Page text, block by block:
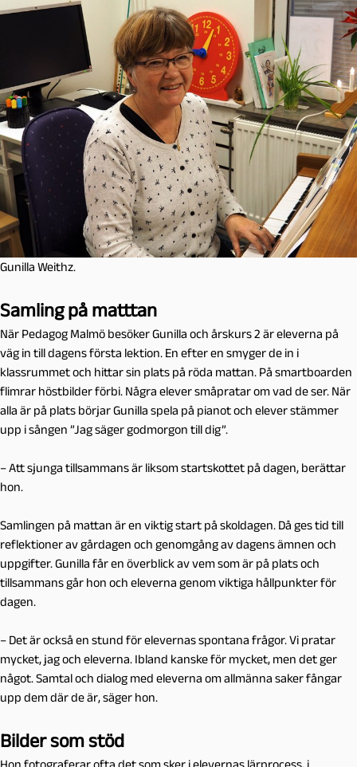
Gunilla Weithz.
Samling på matttan
När Pedagog Malmö besöker Gunilla och årskurs 2 är eleverna på
väg in till dagens första lektion. En efter en smyger de in i
klassrummet och hittar sin plats på röda mattan. På smartboarden
flimrar höstbilder förbi. Några elever småpratar om vad de ser. När
alla är på plats börjar Gunilla spela på pianot och elever stämmer
upp i sången ”Jag säger godmorgon till dig”.
– Att sjunga tillsammans är liksom startskottet på dagen, berättar
hon.
Samlingen på mattan är en viktig start på skoldagen. Då ges tid till
reflektioner av gårdagen och genomgång av dagens ämnen och
uppgifter. Gunilla får en överblick av vem som är på plats och
tillsammans går hon och eleverna genom viktiga hållpunkter för
dagen.
– Det är också en stund för elevernas spontana frågor. Vi pratar
mycket, jag och eleverna. Ibland kanske för mycket, men det ger
något. Samtal och dialog med eleverna om allmänna saker fångar
upp dem där de är, säger hon.
Bilder som stöd
Hon fotograferar ofta det som sker i elevernas lärprocess, i